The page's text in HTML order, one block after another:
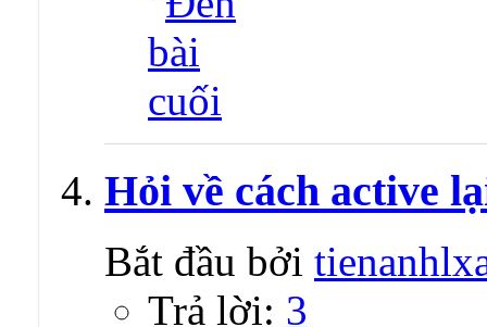
Hỏi về cách active
Bắt đầu bởi
Trả lời: 3